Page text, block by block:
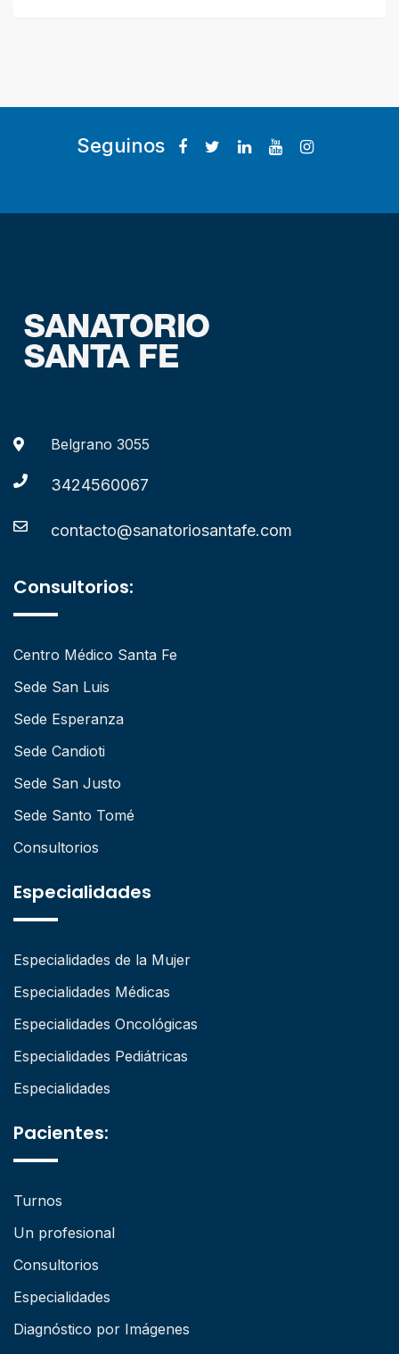
Seguinos
Belgrano 3055
3424560067
contacto@sanatoriosantafe.com
Consultorios:
Centro Médico Santa Fe
Sede San Luis
Sede Esperanza
Sede Candioti
Sede San Justo
Sede Santo Tomé
Consultorios
Especialidades
Especialidades de la Mujer
Especialidades Médicas
Especialidades Oncológicas
Especialidades Pediátricas
Especialidades
Pacientes:
Turnos
Un profesional
Consultorios
Especialidades
Diagnóstico por Imágenes